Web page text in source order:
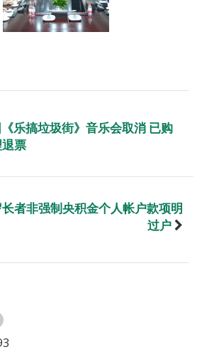
乐搞垃圾街》音乐会取消 已购
票
者非强制央积金个人帐户款项明
过户